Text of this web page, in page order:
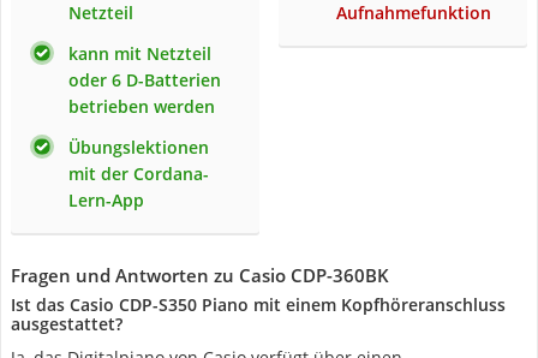
Netzteil
kann mit Netzteil
oder 6 D-Batterien
betrieben werden
Übungslektionen
mit der Cordana-
Lern-App
Aufnahmefunktion
Fragen und Antworten zu Casio CDP-360BK
Ist das Casio CDP-S350 Piano mit einem Kopfhöreranschluss
ausgestattet?